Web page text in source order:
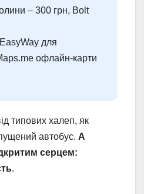
– 300 грн, Bolt
EasyWay для
офлайн-карти
типових халеп, як
автобус. А
серцем:
.